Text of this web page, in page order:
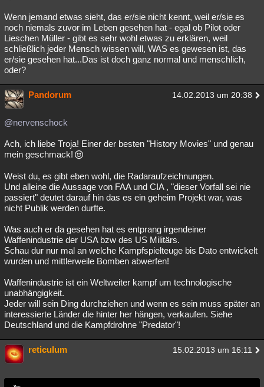
Wenn jemand etwas sieht, das er/sie nicht kennt, weil er/sie es
noch niemals zuvor im Leben gesehen hat - egal ob Pilot oder
Lieschen Müller - gibt es sehr wohl etwas zu erklären, weil
schließlich jeder Mensch wissen will, WAS es gewesen ist, das
er/sie gesehen hat...Das ist doch ganz normal und menschlich,
oder?
Pandorum 14.02.2013 um 20:38
@nervenschock
Ach, ich liebe Troja! Einer der besten "History Movies" und genau
mein geschmack!
Weist du, es gibt eben wohl, die Radaraufzeichnungen.
Und alleine die Aussage von FAA und CIA , "dieser Vorfall sei nie
passiert" deutet darauf hin das es ein geheim Projekt war, was
nicht Publik werden durfte.
Was auch er da gesehen hat es entprang irgendeiner
Waffenindustrie der USA bzw des US Militärs.
Schau dur nur mal an welche Kampfspielteuge bis Dato entwickelt
wurden und mittlerweile Bomben abwerfen!
Waffenindustrie ist ein Weltweiter kampf um technologische
unabhängigkeit.
Jeder will sein Ding durchziehen und wenn es sein muss später an
interessierte Länder die hinter her hängen, verkaufen. Siehe
Deutschland und die Kampfdrohne "Predator"!
reticulum 15.02.2013 um 16:11